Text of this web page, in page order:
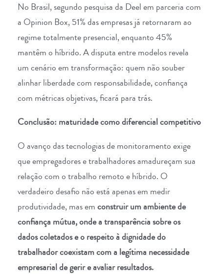
No Brasil, segundo pesquisada Deelem parceria com
a Opinion Box, 51% das empresas já retornaram ao
regime totalmente presencial, enquanto 45%
mantêm o híbrido. A disputa entre modelos revela
um cenário em transformação: quem não souber
alinhar liberdade com responsabilidade, confiança
com métricas objetivas, ficará para trás.
Conclusão: maturidade como diferencial competitivo
O avanço das tecnologias de monitoramento exige
que empregadores e trabalhadores amadureçam sua
relação com o trabalho remoto e híbrido. O
verdadeiro desafio não está apenas em medir
produtividade, mas emconstruir um ambiente de
confiança mútua, onde a transparência sobre os
dados coletados e o respeito à dignidade do
trabalhador coexistam com a legítima necessidade
empresarial de gerir e avaliar resultados.